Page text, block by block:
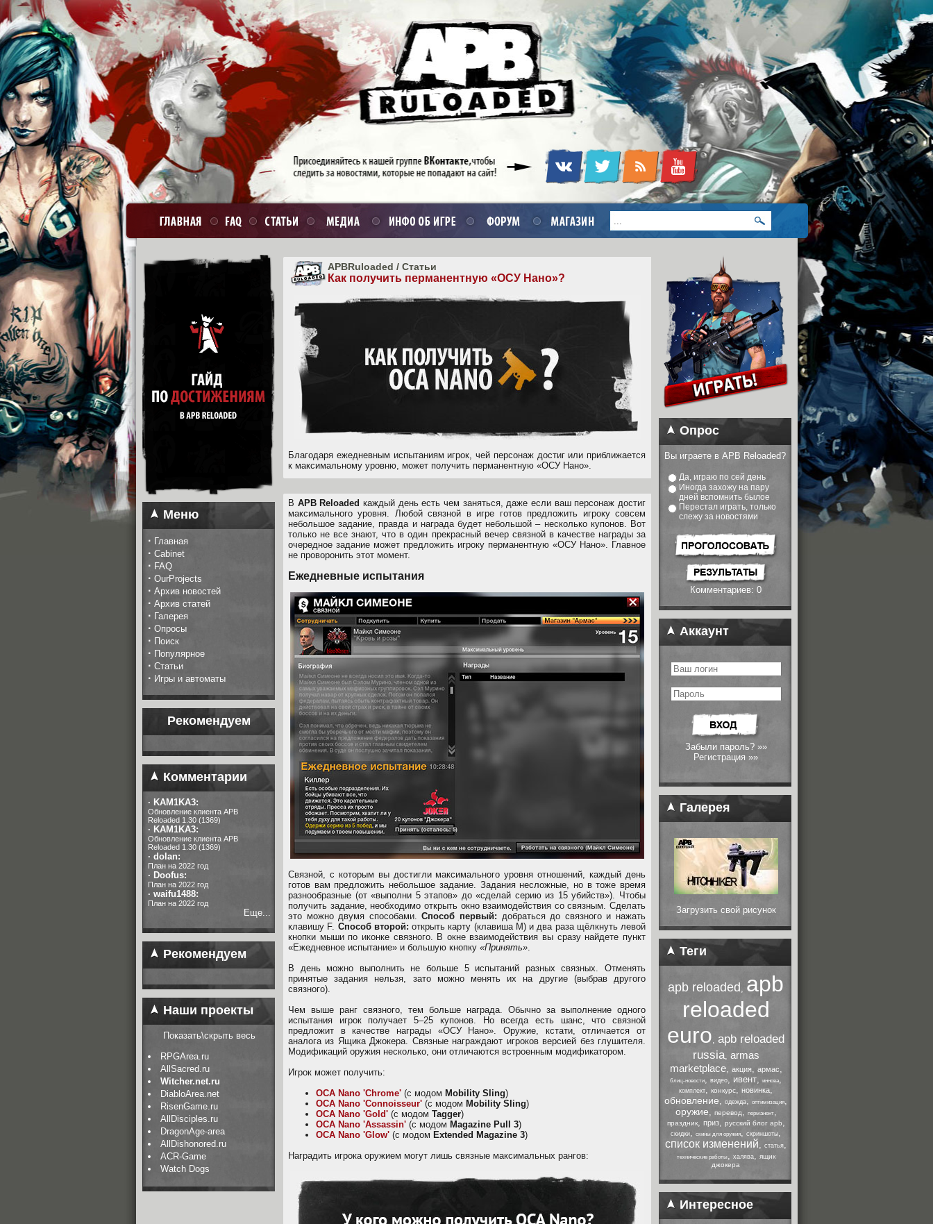
Меню
· Главная
· Cabinet
· FAQ
· OurProjects
· Архив новостей
· Архив статей
· Галерея
· Опросы
· Поиск
· Популярное
· Статьи
· Игры и автоматы
Рекомендуем
Комментарии
· KAM1KA3:
Обновление клиента APB
Reloaded 1.30 (1369)
· KAM1KA3:
Обновление клиента APB
Reloaded 1.30 (1369)
· dolan:
План на 2022 год
· Doofus:
План на 2022 год
· waifu1488:
План на 2022 год
Еще...
Рекомендуем
Наши проекты
Показать\скрыть весь
RPGArea.ru
AllSacred.ru
Witcher.net.ru
DiabloArea.net
RisenGame.ru
AllDisciples.ru
DragonAge-area
AllDishonored.ru
ACR-Game
Watch Dogs
APBRuloaded / Статьи
Как получить перманентную «ОСУ Нано»?
Благодаря ежедневным испытаниям игрок, чей персонаж достиг или приближается
к максимальному уровню, может получить перманентную «ОСУ Нано».
В APB Reloaded каждый день есть чем заняться, даже если ваш персонаж достиг
максимального уровня. Любой связной в игре готов предложить игроку совсем
небольшое задание, правда и награда будет небольшой – несколько купонов. Вот
только не все знают, что в один прекрасный вечер связной в качестве награды за
очередное задание может предложить игроку перманентную «ОСУ Нано». Главное
не проворонить этот момент.
Ежедневные испытания
Связной, с которым вы достигли максимального уровня отношений, каждый день
готов вам предложить небольшое задание. Задания несложные, но в тоже время
разнообразные (от «выполни 5 этапов» до «сделай серию из 15 убийств»). Чтобы
получить задание, необходимо открыть окно взаимодействия со связным. Сделать
это можно двумя способами.Способ первый: добраться до связного и нажать
клавишу F. Способ второй: открыть карту (клавиша M) и два раза щёлкнуть левой
кнопки мыши по иконке связного. В окне взаимодействия вы сразу найдете пункт
«Ежедневное испытание» и большую кнопку «Принять».
В день можно выполнить не больше 5 испытаний разных связных. Отменять
принятые задания нельзя, зато можно менять их на другие (выбрав другого
связного).
Чем выше ранг связного, тем больше награда. Обычно за выполнение одного
испытания игрок получает 5–25 купонов. Но всегда есть шанс, что связной
предложит в качестве награды «ОСУ Нано». Оружие, кстати, отличается от
аналога из Ящика Джокера. Связные награждают игроков версией без глушителя.
Модификаций оружия несколько, они отличаются встроенным модификатором.
Игрок может получить:
OCA Nano 'Chrome' (с модом Mobility Sling)
OCA Nano 'Connoisseur' (с модом Mobility Sling)
OCA Nano 'Gold' (с модом Tagger)
OCA Nano 'Assassin' (с модом Magazine Pull 3)
OCA Nano 'Glow' (с модом Extended Magazine 3)
Наградить игрока оружием могут лишь связные максимальных рангов:
Опрос
Вы играете в APB Reloaded?
Да, играю по сей день
Иногда захожу на пару
дней вспомнить былое
Перестал играть, только
слежу за новостями
Комментариев: 0
Аккаунт
Забыли пароль? »»
Регистрация »»
Галерея
Загрузить свой рисунок
Теги
apb reloaded , apb
reloaded
euro, apb reloaded
russia, armas
marketplace, акция, армас,
блиц-новости, видео, ивент, иннова,
комплект, конкурс, новинка,
обновление, одежда, оптимизация,
оружие, перевод, перманент,
праздник, приз, русский блог apb,
скидки, скины для оружия, скриншоты,
список изменений, статья,
технические работы, халява, ящик
джокера
Интересное